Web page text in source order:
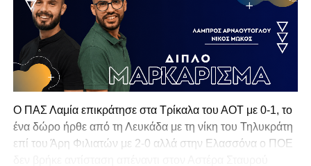
Ο ΠΑΣ Λαμία επικράτησε στα Τρίκαλα του ΑΟΤ με 0-1, το
ένα δώρο ήρθε από τη Λευκάδα με τη νίκη του Τηλυκράτη
επί του Άρη Φιλιατών με 2-0 αλλά στην Ελασσόνα ο ΠΟΕ